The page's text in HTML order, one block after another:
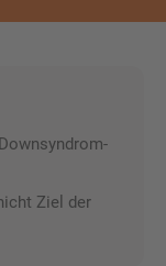
Ziel der